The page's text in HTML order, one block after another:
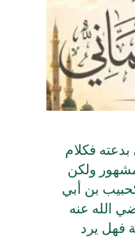
فكلام
مشهور ولكن
بن أبي
الله عنه
فهل يرد